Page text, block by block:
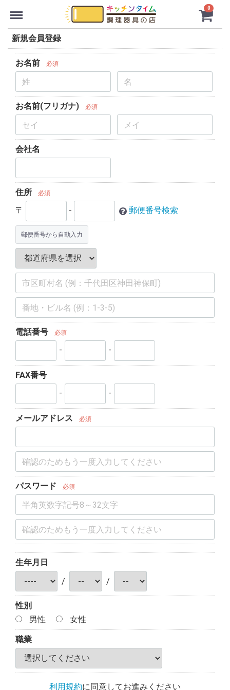
0
Menu
新規会員登録
お名前 必須
お名前(フリガナ) 必須
会社名
住所 必須
〒 - 郵便番号検索
郵便番号から自動入力
電話番号 必須
- -
FAX番号
-
-
メールアドレス 必須
パスワード 必須
生年月日
/
/
性別
男性
女性
職業
利用規約に同意してお進みください